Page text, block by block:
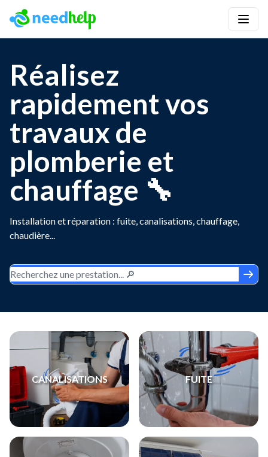
Réalisez
rapidement vos
travaux de
plomberie et
chauffage 🔧
Installation et réparation : fuite, canalisations, chauffage,
chaudière...
CANALISATIONS FUITE